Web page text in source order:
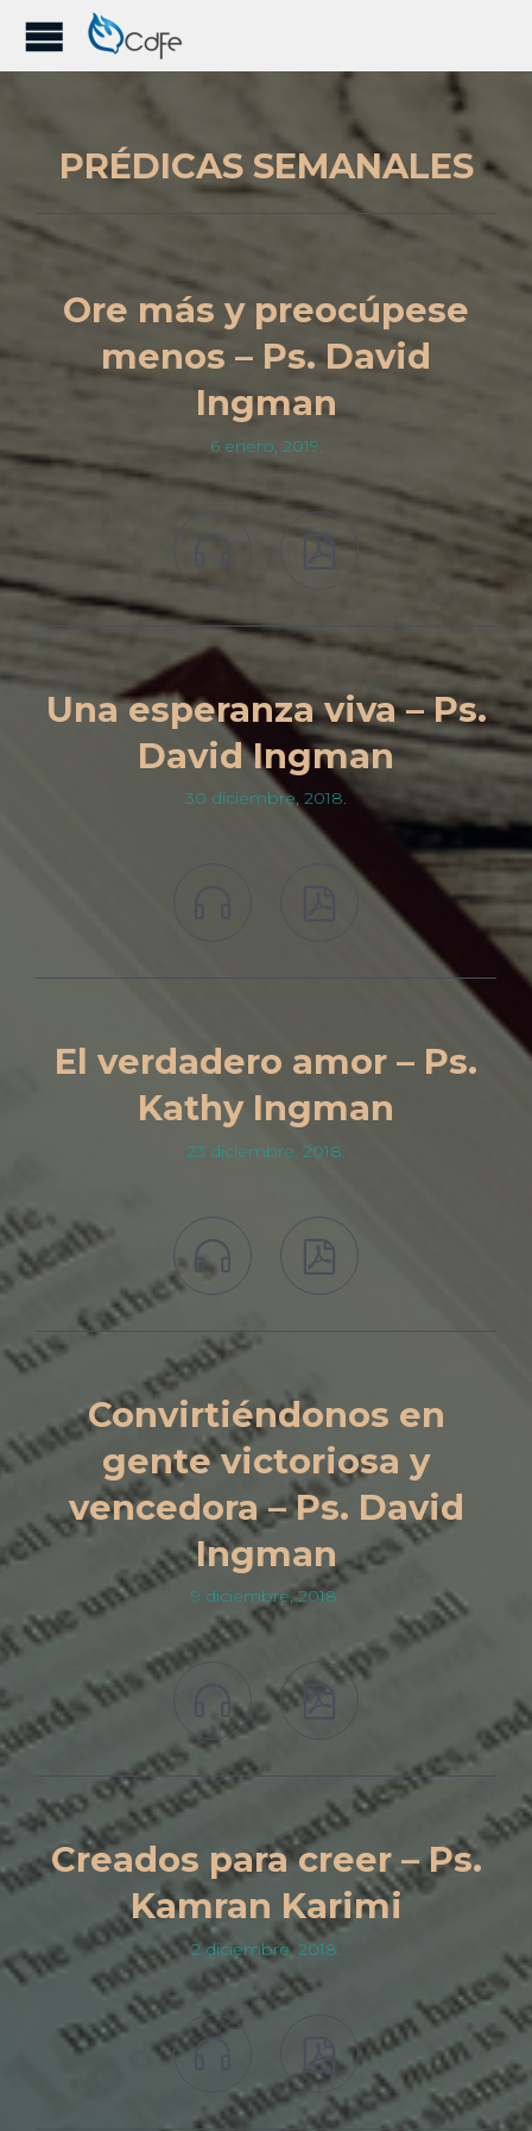
PRÉDICAS SEMANALES
Ore más y preocúpese
menos – Ps. David
Ingman
6 enero, 2019.

Una esperanza viva – Ps.
David Ingman
30 diciembre, 2018.
El verdadero amor – Ps.
Kathy Ingman
23 diciembre, 2018.
 
Convirtiéndonos en
gente victoriosa y
vencedora – Ps. David
Ingman
9 diciembre, 2018.

Creados para creer – Ps.
Kamran Karimi
2 diciembre, 2018.
 